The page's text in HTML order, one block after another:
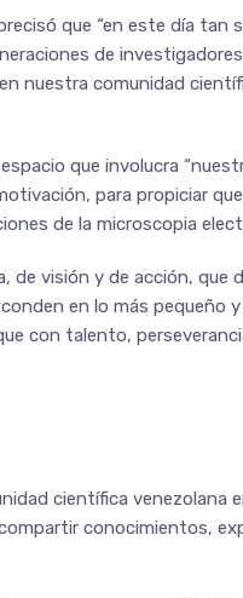
que “en este día
de
nuestra comunidad
que involucra
para propiciar
de la microscopia
visión y de acción, que
en lo más pequeño
con talento,
científica venezolana
conocimientos,